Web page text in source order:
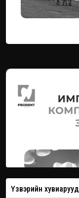
Үзвэрийн хувиарууд